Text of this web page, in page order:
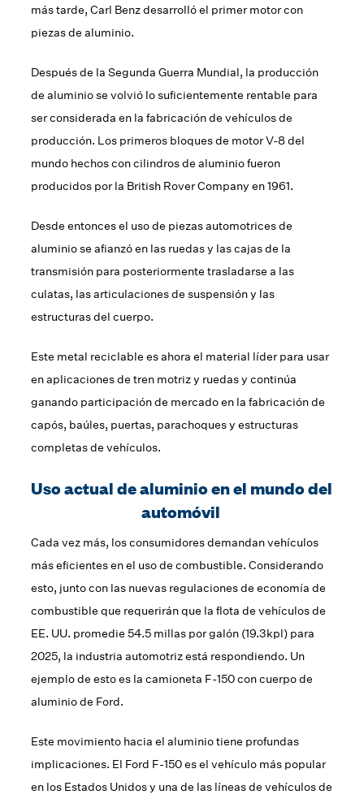
más tarde, Carl Benz desarrolló el primer motor con
piezas de aluminio.
Después de la Segunda Guerra Mundial, la producción
de aluminio se volvió lo suficientemente rentable para
ser considerada en la fabricación de vehículos de
producción. Los primeros bloques de motor V-8 del
mundo hechos con cilindros de aluminio fueron
producidos por la British Rover Company en 1961.
Desde entonces el uso de piezas automotrices de
aluminio se afianzó en las ruedas y las cajas de la
transmisión para posteriormente trasladarse a las
culatas, las articulaciones de suspensión y las
estructuras del cuerpo.
Este metal reciclable es ahora el material líder para usar
en aplicaciones de tren motriz y ruedas y continúa
ganando participación de mercado en la fabricación de
capós, baúles, puertas, parachoques y estructuras
completas de vehículos.
Uso actual de aluminio en el mundo del
automóvil
Cada vez más, los consumidores demandan vehículos
más eficientes en el uso de combustible. Considerando
esto, junto con las nuevas regulaciones de economía de
combustible que requerirán que la flota de vehículos de
EE. UU. promedie 54.5 millas por galón (19.3kpl) para
2025, la industria automotriz está respondiendo. Un
ejemplo de esto es la camioneta F-150 con cuerpo de
aluminio de Ford.
Este movimiento hacia el aluminio tiene profundas
implicaciones. El Ford F-150 es el vehículo más popular
en los Estados Unidos y una de las líneas de vehículos de